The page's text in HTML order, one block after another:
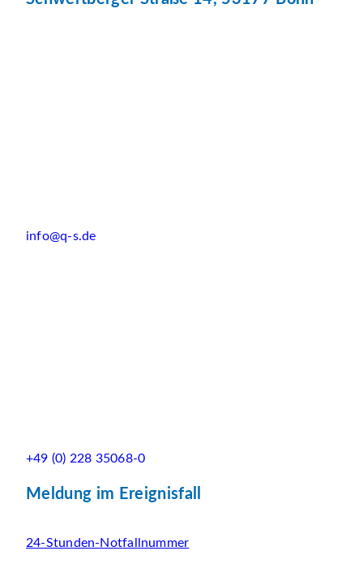
info@q-s.de
+49 (0) 228 35068-0
Meldung im Ereignisfall
24-Stunden-Notfallnummer